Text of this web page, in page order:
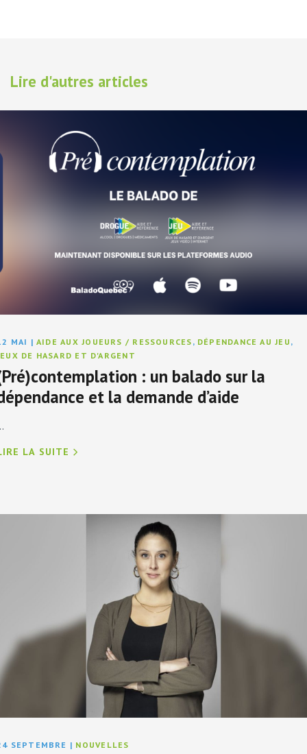
Lire d'autres articles
MAI | AIDE AUX JOUEURS / RESSOURCES , DÉPENDANCE AU JEU ,
DE HASARD ET D'ARGENT
: un balado sur la
et la demande d’aide
LA SUITE
SEPTEMBRE | NOUVELLES